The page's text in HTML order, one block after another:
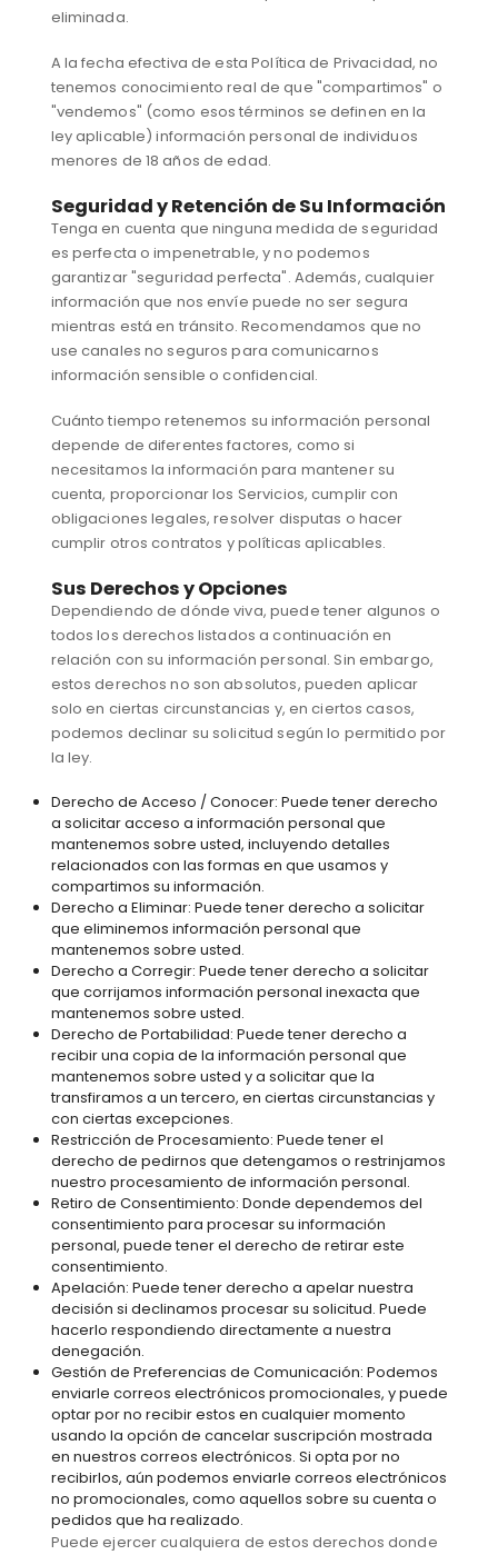
eliminada.
A la fecha efectiva de esta Política de Privacidad, no
tenemos conocimiento real de que "compartimos" o
"vendemos" (como esos términos se definen en la
ley aplicable) información personal de individuos
menores de 18 años de edad.
Seguridad y Retención de Su Información
Tenga en cuenta que ninguna medida de seguridad
es perfecta o impenetrable, y no podemos
garantizar "seguridad perfecta". Además, cualquier
información que nos envíe puede no ser segura
mientras está en tránsito. Recomendamos que no
use canales no seguros para comunicarnos
información sensible o confidencial.
Cuánto tiempo retenemos su información personal
depende de diferentes factores, como si
necesitamos la información para mantener su
cuenta, proporcionar los Servicios, cumplir con
obligaciones legales, resolver disputas o hacer
cumplir otros contratos y políticas aplicables.
Sus Derechos y Opciones
Dependiendo de dónde viva, puede tener algunos o
todos los derechos listados a continuación en
relación con su información personal. Sin embargo,
estos derechos no son absolutos, pueden aplicar
solo en ciertas circunstancias y, en ciertos casos,
podemos declinar su solicitud según lo permitido por
la ley.
Derecho de Acceso / Conocer: Puede tener derecho
a solicitar acceso a información personal que
mantenemos sobre usted, incluyendo detalles
relacionados con las formas en que usamos y
compartimos su información.
Derecho a Eliminar: Puede tener derecho a solicitar
que eliminemos información personal que
mantenemos sobre usted.
Derecho a Corregir: Puede tener derecho a solicitar
que corrijamos información personal inexacta que
mantenemos sobre usted.
Derecho de Portabilidad: Puede tener derecho a
recibir una copia de la información personal que
mantenemos sobre usted y a solicitar que la
transfiramos a un tercero, en ciertas circunstancias y
con ciertas excepciones.
Restricción de Procesamiento: Puede tener el
derecho de pedirnos que detengamos o restrinjamos
nuestro procesamiento de información personal.
Retiro de Consentimiento: Donde dependemos del
consentimiento para procesar su información
personal, puede tener el derecho de retirar este
consentimiento.
Apelación: Puede tener derecho a apelar nuestra
decisión si declinamos procesar su solicitud. Puede
hacerlo respondiendo directamente a nuestra
denegación.
Gestión de Preferencias de Comunicación: Podemos
enviarle correos electrónicos promocionales, y puede
optar por no recibir estos en cualquier momento
usando la opción de cancelar suscripción mostrada
en nuestros correos electrónicos. Si opta por no
recibirlos, aún podemos enviarle correos electrónicos
no promocionales, como aquellos sobre su cuenta o
pedidos que ha realizado.
Puede ejercer cualquiera de estos derechos donde